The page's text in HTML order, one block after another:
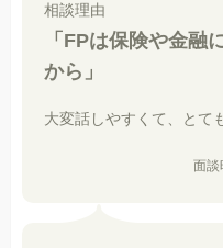
相談理由
「FPは保険や金融
から」
大変話しやすくて、とて
面談